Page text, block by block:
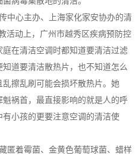
心主办、上海家化家安协办的清
活动上，广州市越秀区疾病预防控
在清洁空调时都知道要清洁过滤
道要清洁散热片，也不知道怎么
擦乱刷可能会损坏散热片。她
祸首，最直接影响的就是人的呼
小孩的更要注意空调的清洁使
着霉菌、金黄色葡萄球菌、蜡样